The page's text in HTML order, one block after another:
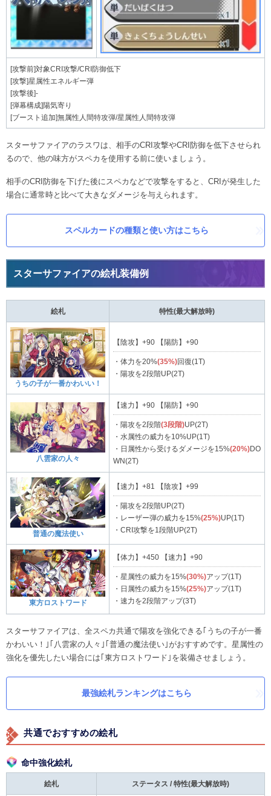
[攻撃前]対象CRI攻撃/CRI防御低下
[攻撃]星属性エネルギー弾
[攻撃後]-
[弾幕構成]陽気寄り
[ブースト追加]無属性人間特攻弾/星属性人間特攻弾
スターサファイアのラスワは、相手のCRI攻撃やCRI防御を低下させられ
るので、他の味方がスペカを使用する前に使いましょう。
相手のCRI防御を下げた後にスペカなどで攻撃をすると、CRIが発生した
場合に通常時と比べて大きなダメージを与えられます。
スペルカードの種類と使い方はこちら
スターサファイアの絵札装備例
絵札 特性(最大解放時)
うちの子が一番かわいい！
【陰攻】+90 【陽防】+90
・体力を20%(35%)回復(1T)
・陽攻を2段階UP(2T)
八雲家の人々
【速力】+90 【陽防】+90
・陽攻を2段階(3段階)UP(2T)
・水属性の威力を10%UP(1T)
・日属性から受けるダメージを15%(20%)DO
WN(2T)
普通の魔法使い
【速力】+81 【陰攻】+99
・陽攻を2段階UP(2T)
・レーザー弾の威力を15%(25%)UP(1T)
・CRI攻撃を1段階UP(2T)
東方ロストワード
【体力】+450 【速力】+90
・星属性の威力を15%(30%)アップ(1T)
・日属性の威力を15%(25%)アップ(1T)
・速力を2段階アップ(3T)
スターサファイアは、全スペカ共通で陽攻を強化できる｢うちの子が一番
かわいい！｣｢八雲家の人々｣｢普通の魔法使い｣がおすすめです。星属性の
強化を優先したい場合には｢東方ロストワード｣を装備させましょう。
最強絵札ランキングはこちら
共通でおすすめの絵札
命中強化絵札
絵札 ステータス / 特性(最大解放時)